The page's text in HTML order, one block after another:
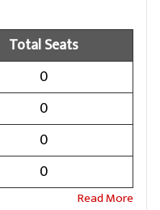
Total Seats
0
0
0
0